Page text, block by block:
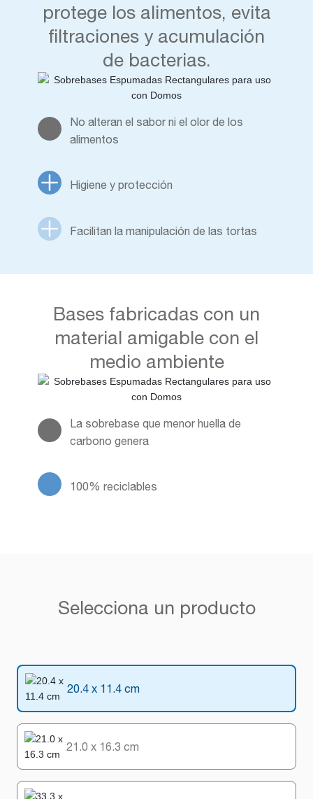
protege los alimentos, evita
filtraciones y acumulación
de bacterias.
No alteran el sabor ni el olor de los
alimentos
Higiene y protección
Facilitan la manipulación de las tortas
Bases fabricadas con un
material amigable con el
medio ambiente
La sobrebase que menor huella de
carbono genera
100% reciclables
Selecciona un producto
20.4 x 11.4 cm
21.0 x 16.3 cm